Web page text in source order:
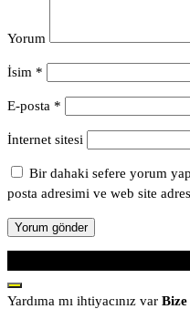
Yorum
İsim *
E-posta *
İnternet sitesi
Bir dahaki sefere yorum
posta adresimi ve web site
Yardıma mı ihtiyacınız var Bize